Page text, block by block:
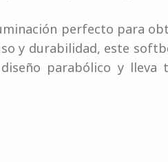
perfecto para
y durabilidad, este
parabólico y lleva